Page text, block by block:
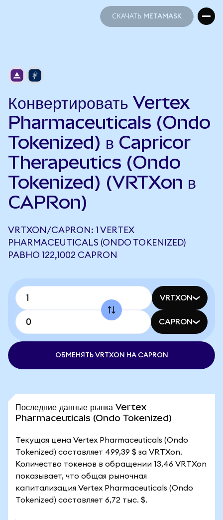
СКАЧАТЬ METAMASK
Конвертировать Vertex
Pharmaceuticals (Ondo
Tokenized) в Capricor
Therapeutics (Ondo
Tokenized) (VRTXon в
CAPRon)
VRTXON/CAPRON: 1 VERTEX
PHARMACEUTICALS (ONDO TOKENIZED)
РАВНО 122,1002 CAPRON
VRTXON
CAPRON
ОБМЕНЯТЬ VRTXON НА CAPRON
Последние данные рынка Vertex
Pharmaceuticals (Ondo Tokenized)
Текущая цена Vertex Pharmaceuticals (Ondo
Tokenized) составляет 499,39 $ за VRTXon.
Количество токенов в обращении 13,46 VRTXon
показывает, что общая рыночная
капитализация Vertex Pharmaceuticals (Ondo
Tokenized) составляет 6,72 тыс. $.